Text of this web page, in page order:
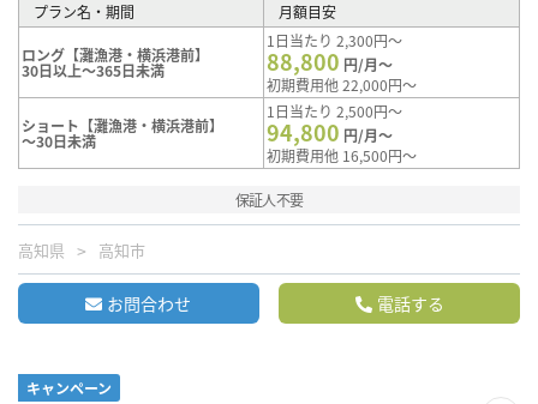
プラン名・期間 月額目安
ロング【灘漁港・横浜港前】
30日以上～365日未満
1日当たり 2,300円～
88,800 円/月～
初期費用他 22,000円～
ショート【灘漁港・横浜港前】
～30日未満
1日当たり 2,500円～
94,800 円/月～
初期費用他 16,500円～
保証人不要
高知県 高知市
お問合わせ 電話する
キャンペーン